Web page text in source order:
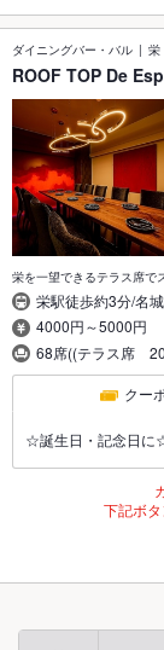
ダイニングバー・バル 栄
ROOF TOP De
栄を一望できるテラス席で
栄駅徒歩約3分/名
4000円～5000円
68席((テラス席
クー
☆誕生日・記念日に
下記ボ